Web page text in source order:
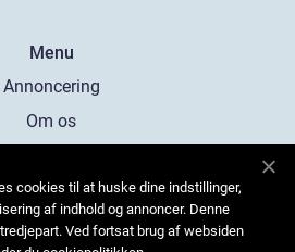
Menu
Annoncering
Om os
Kontakt os
Sitemap
cookies til at huske dine indstillinger,
af indhold og annoncer. Denne
Ved fortsat brug af websiden